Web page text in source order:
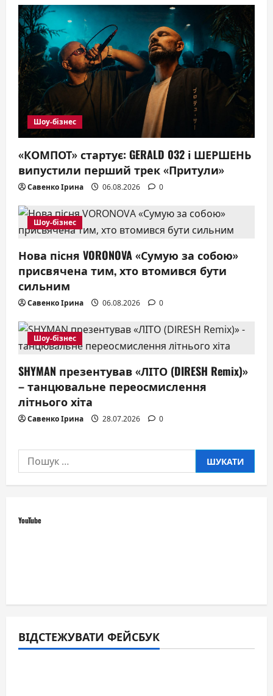
a
t
i
o
Шоу-бізнес
«КОМПОТ» стартує: GERALD 032 і ШЕРШЕНЬ
випустили перший трек «Притули»
Савенко Ірина 06.08.2026 0
Шоу-бізнес
Нова пісня VORONOVA «Сумую за собою»
присвячена тим, хто втомився бути
сильним
Савенко Ірина 06.08.2026 0
Шоу-бізнес
SHYMAN презентував «ЛІТО (DIRESH Remix)»
– танцювальне переосмислення
літнього хіта
Савенко Ірина 28.07.2026 0
Пошук:
YouTube
ВІДСТЕЖУВАТИ ФЕЙСБУК